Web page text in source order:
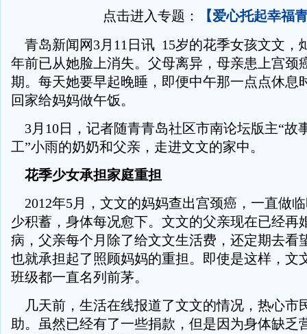
点击进入专题：
【爱心托起幸福
青岛新闻网3月11日讯 15岁的花季女孩文文，
年前已从她脸上消失。父母离异，母亲患上宫颈
期。每天她要早起晚睡，即便中午那一点点休息
回家给妈妈做午饭。
3月10日，记者随青青岛社区市南论坛版主“故
工”小雨的奶奶和父亲，走进文文的家中。
花季少女承担家庭重担
2012年5月，文文的妈妈查出宫颈癌，一直做
少积蓄，身体每况愈下。文文的父亲现在已经再
病，父亲每个月除了给文文生活费，还定期去看
也就承担起了照顾妈妈的重担。即使是这样，文
班级都一直名列前茅。
几天前，生活在线报道了文文的情况，热心市
助。虽然已经有了一些捐款，但是因为身体缺乏